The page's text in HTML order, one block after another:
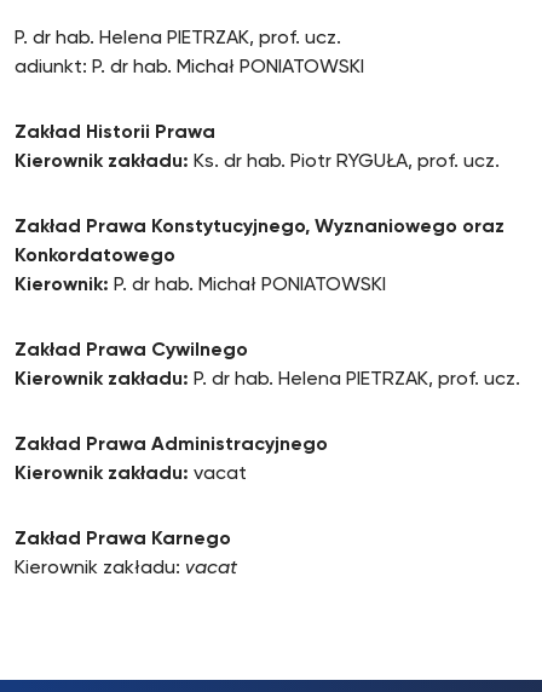
P. dr hab. Helena PIETRZAK, prof. ucz.
adiunkt: P. dr hab. Michał PONIATOWSKI
Zakład Historii Prawa
Kierownik zakładu: Ks. dr hab. Piotr RYGUŁA, prof. ucz.
Zakład Prawa Konstytucyjnego, Wyznaniowego oraz
Konkordatowego
Kierownik: P. dr hab. Michał PONIATOWSKI
Zakład Prawa Cywilnego
Kierownik zakładu: P. dr hab. Helena PIETRZAK, prof. ucz.
Zakład Prawa Administracyjnego
Kierownik zakładu: vacat
Zakład Prawa Karnego
Kierownik zakładu: vacat